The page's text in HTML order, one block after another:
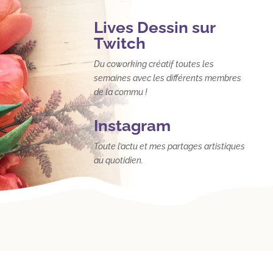

Lives Dessin sur
Twitch
Du coworking créatif toutes les
semaines avec les différents membres
de la commu !
 Instagram
Toute l’actu et mes partages artistiques
au quotidien.